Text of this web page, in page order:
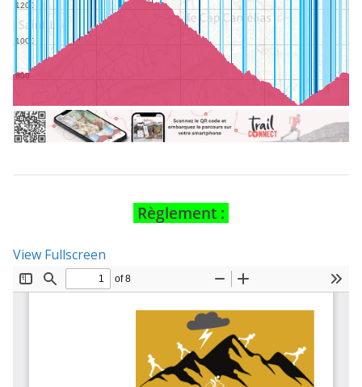
Règlement :
View Fullscreen